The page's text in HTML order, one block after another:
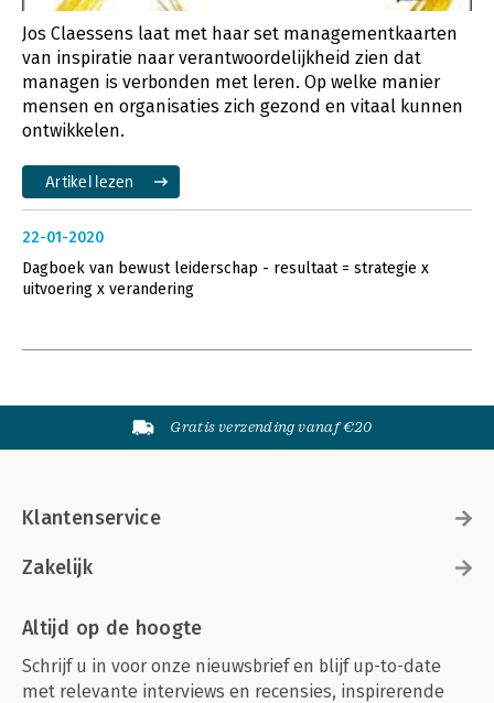
Jos Claessens laat met haar set managementkaarten
van inspiratie naar verantwoordelijkheid zien dat
managen is verbonden met leren. Op welke manier
mensen en organisaties zich gezond en vitaal kunnen
ontwikkelen.
Artikel lezen
22-01-2020
Dagboek van bewust leiderschap - resultaat = strategie x
uitvoering x verandering
Gratis verzending vanaf €20
Klantenservice
Zakelijk
Altijd op de hoogte
Schrijf u in voor onze nieuwsbrief en blijf up-to-date
met relevante interviews en recensies, inspirerende